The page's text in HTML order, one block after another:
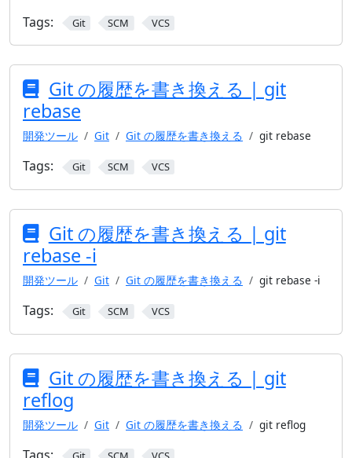
Tags: Git SCM VCS
Git の履歴を書き換える | git
rebase
開発ツール Git Git の履歴を書き換える git rebase
Tags: Git SCM VCS
Git の履歴を書き換える | git
rebase -i
開発ツール Git Git の履歴を書き換える git rebase -i
Tags: Git SCM VCS
Git の履歴を書き換える | git
reflog
開発ツール Git Git の履歴を書き換える git reflog